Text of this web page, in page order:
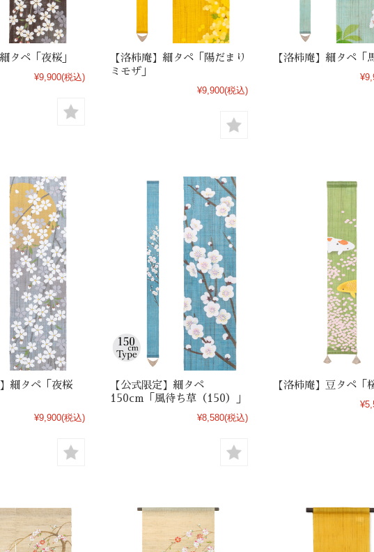
タペ「夜桜」
¥9,900(税込)
【洛柿庵】細タペ「陽だまり
ミモザ」
¥9,900(税込)
【洛柿庵】細タペ「
細タペ「夜桜
¥9,900(税込)
【公式限定】細タペ
150cm「風待ち草（150）」
¥8,580(税込)
【洛柿庵】豆タペ「